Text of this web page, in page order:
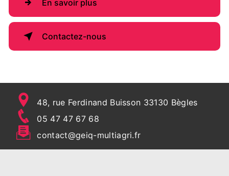
En savoir plus
Contactez-nous
48, rue Ferdinand Buisson 33130 Bègles
05 47 47 67 68
contact@geiq-multiagri.fr